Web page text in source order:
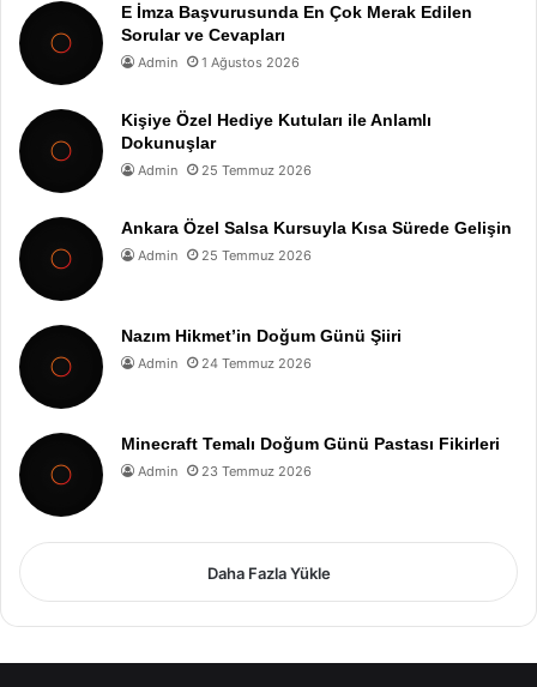
E İmza Başvurusunda En Çok Merak Edilen
Sorular ve Cevapları
Admin 1 Ağustos 2026
Kişiye Özel Hediye Kutuları ile Anlamlı
Dokunuşlar
Admin 25 Temmuz 2026
Ankara Özel Salsa Kursuyla Kısa Sürede Gelişin
Admin 25 Temmuz 2026
Nazım Hikmet’in Doğum Günü Şiiri
Admin 24 Temmuz 2026
Minecraft Temalı Doğum Günü Pastası Fikirleri
Admin 23 Temmuz 2026
Daha Fazla Yükle